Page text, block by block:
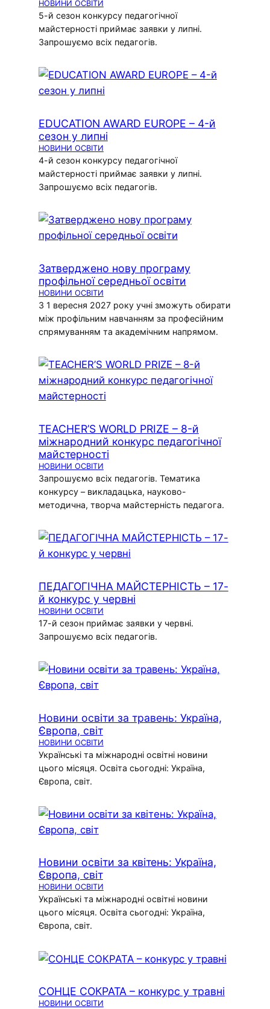
НОВИНИ ОСВІТИ
5-й сезон конкурсу педагогічної
майстерності приймає заявки у липні.
Запрошуємо всіх педагогів.
EDUCATION AWARD EUROPE – 4-й
сезон у липні
НОВИНИ ОСВІТИ
4-й сезон конкурсу педагогічної
майстерності приймає заявки у липні.
Запрошуємо всіх педагогів.
Затверджено нову програму
профільної середньої освіти
НОВИНИ ОСВІТИ
З 1 вересня 2027 року учні зможуть обирати
між профільним навчанням за професійним
спрямуванням та академічним напрямом.
TEACHER’S WORLD PRIZE – 8-й
міжнародний конкурс педагогічної
майстерності
НОВИНИ ОСВІТИ
Запрошуємо всіх педагогів. Тематика
конкурсу – викладацька, науково-
методична, творча майстерність педагога.
ПЕДАГОГІЧНА МАЙСТЕРНІСТЬ – 17-
й конкурс у червні
НОВИНИ ОСВІТИ
17-й сезон приймає заявки у червні.
Запрошуємо всіх педагогів.
Новини освіти за травень: Україна,
Європа, світ
НОВИНИ ОСВІТИ
Українські та міжнародні освітні новини
цього місяця. Освіта сьогодні: Україна,
Європа, світ.
Новини освіти за квітень: Україна,
Європа, світ
НОВИНИ ОСВІТИ
Українські та міжнародні освітні новини
цього місяця. Освіта сьогодні: Україна,
Європа, світ.
СОНЦЕ СОКРАТА – конкурс у травні
НОВИНИ ОСВІТИ